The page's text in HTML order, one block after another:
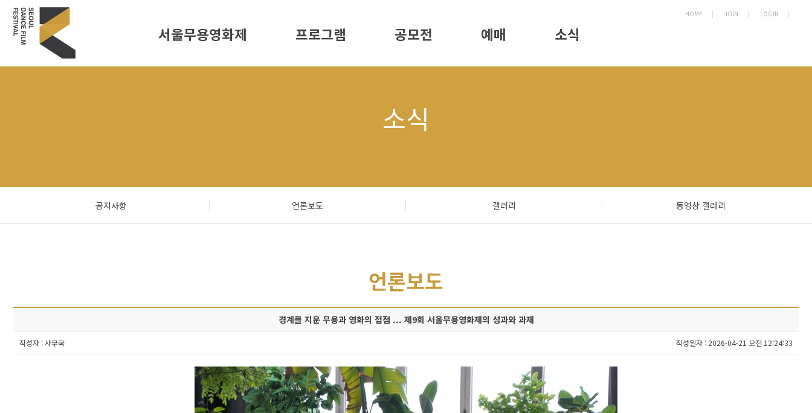
서울무용영화제 프로그램 공모전 예매 소식
HOME | JOIN | LOGIN |
소식
공지사항 언론보도 갤러리 동영상 갤러리
언론보도
경계를 지운 무용과 영화의 접점 ... 제9회 서울무용영화제의 성과와 과제
작성자 : 사무국 작성일자 : 2026-04-21 오전 12:24:33